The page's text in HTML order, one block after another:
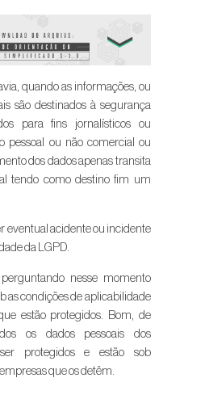
quando as informações, ou
são destinados à segurança
para fins jornalísticos ou
pessoal ou não comercial ou
dos dados apenas transita
tendo como destino fim um
eventual acidente ou incidente
da LGPD.
nesse momento
as condições de aplicabilidade
estão protegidos. Bom, de
os dados pessoais dos
protegidos e estão sob
que os detêm.